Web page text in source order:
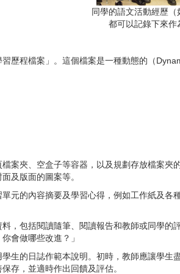
同學的語文活動經歷（
都可以記錄下來作
歷程檔案」。這個檔案是一種動態的（
案夾、空盒子等容器，以及規劃存放檔案
及版面的圖案等。
元的內容摘要及學習心得，例如工作紙及
，包括閱讀隨筆、閱讀報告和教師或同學
會做哪些改進？」
生的日誌作範本說明。初時，教師應讓學
存，並適時作出回饋及評估。